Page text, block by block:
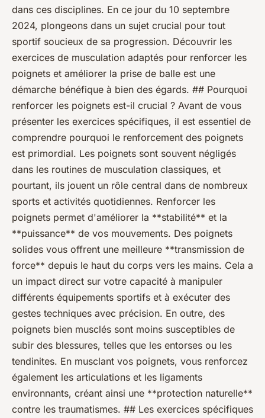
dans ces disciplines. En ce jour du 10 septembre
2024, plongeons dans un sujet crucial pour tout
sportif soucieux de sa progression. Découvrir les
exercices de musculation adaptés pour renforcer les
poignets et améliorer la prise de balle est une
démarche bénéfique à bien des égards. ## Pourquoi
renforcer les poignets est-il crucial ? Avant de vous
présenter les exercices spécifiques, il est essentiel de
comprendre pourquoi le renforcement des poignets
est primordial. Les poignets sont souvent négligés
dans les routines de musculation classiques, et
pourtant, ils jouent un rôle central dans de nombreux
sports et activités quotidiennes. Renforcer les
poignets permet d'améliorer la **stabilité** et la
**puissance** de vos mouvements. Des poignets
solides vous offrent une meilleure **transmission de
force** depuis le haut du corps vers les mains. Cela a
un impact direct sur votre capacité à manipuler
différents équipements sportifs et à exécuter des
gestes techniques avec précision. En outre, des
poignets bien musclés sont moins susceptibles de
subir des blessures, telles que les entorses ou les
tendinites. En musclant vos poignets, vous renforcez
également les articulations et les ligaments
environnants, créant ainsi une **protection naturelle**
contre les traumatismes. ## Les exercices spécifiques